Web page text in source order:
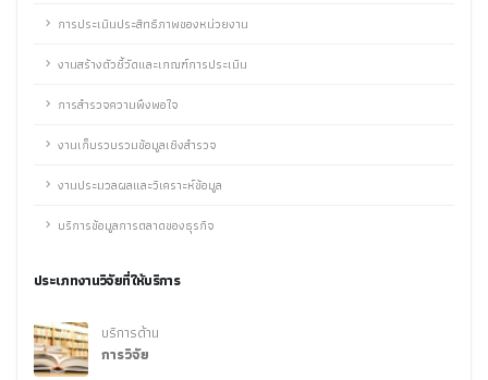
การประเมินประสิทธิภาพของหน่วยงาน
งานสร้างตัวชี้วัดและเกณฑ์การประเมิน
การสำรวจความพึงพอใจ
งานเก็บรวบรวมข้อมูลเชิงสำรวจ
งานประมวลผลและวิเคราะห์ข้อมูล
บริการข้อมูลการตลาดของธุรกิจ
ประเภทงานวิจัยที่ให้บริการ
บริการด้าน
การวิจัย